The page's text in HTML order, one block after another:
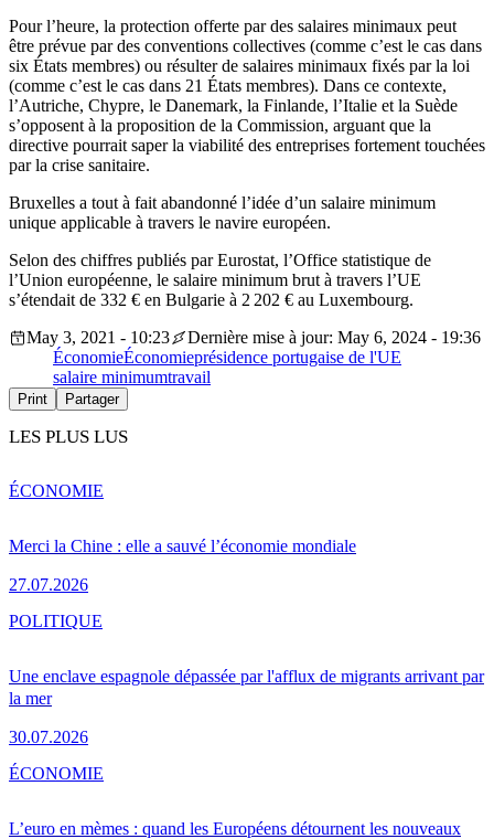
Pour l’heure, la protection offerte par des salaires minimaux peut
être prévue par des conventions collectives (comme c’est le cas dans
six États membres) ou résulter de salaires minimaux fixés par la loi
(comme c’est le cas dans 21 États membres). Dans ce contexte,
l’Autriche, Chypre, le Danemark, la Finlande, l’Italie et la Suède
s’opposent à la proposition de la Commission, arguant que la
directive pourrait saper la viabilité des entreprises fortement touchées
par la crise sanitaire.
Bruxelles a tout à fait abandonné l’idée d’un salaire minimum
unique applicable à travers le navire européen.
Selon des chiffres publiés par Eurostat, l’Office statistique de
l’Union européenne, le salaire minimum brut à travers l’UE
s’étendait de 332 € en Bulgarie à 2 202 € au Luxembourg.
May 3, 2021 - 10:23
Dernière mise à jour: May 6, 2024 - 19:36
ÉconomieÉconomieprésidence portugaise de l'UE
salaire minimumtravail
Print Partager
LES PLUS LUS
Merci la Chine : elle a sauvé l’économie mondiale
27.07.2026
ÉCONOMIE
Une enclave espagnole dépassée par l'afflux de migrants arrivant par
la mer
30.07.2026
POLITIQUE
L’euro en mèmes : quand les Européens détournent les nouveaux
ÉCONOMIE